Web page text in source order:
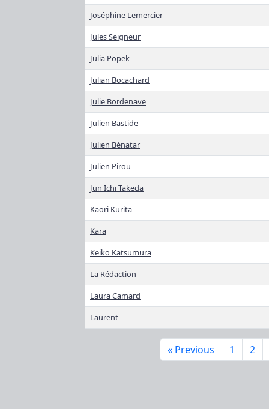
Joséphine Lemercier
Jules Seigneur
Julia Popek
Julian Bocachard
Julie Bordenave
Julien Bastide
Julien Bénatar
Julien Pirou
Jun Ichi Takeda
Kaori Kurita
Kara
Keiko Katsumura
La Rédaction
Laura Camard
Laurent
« Previous 1 2